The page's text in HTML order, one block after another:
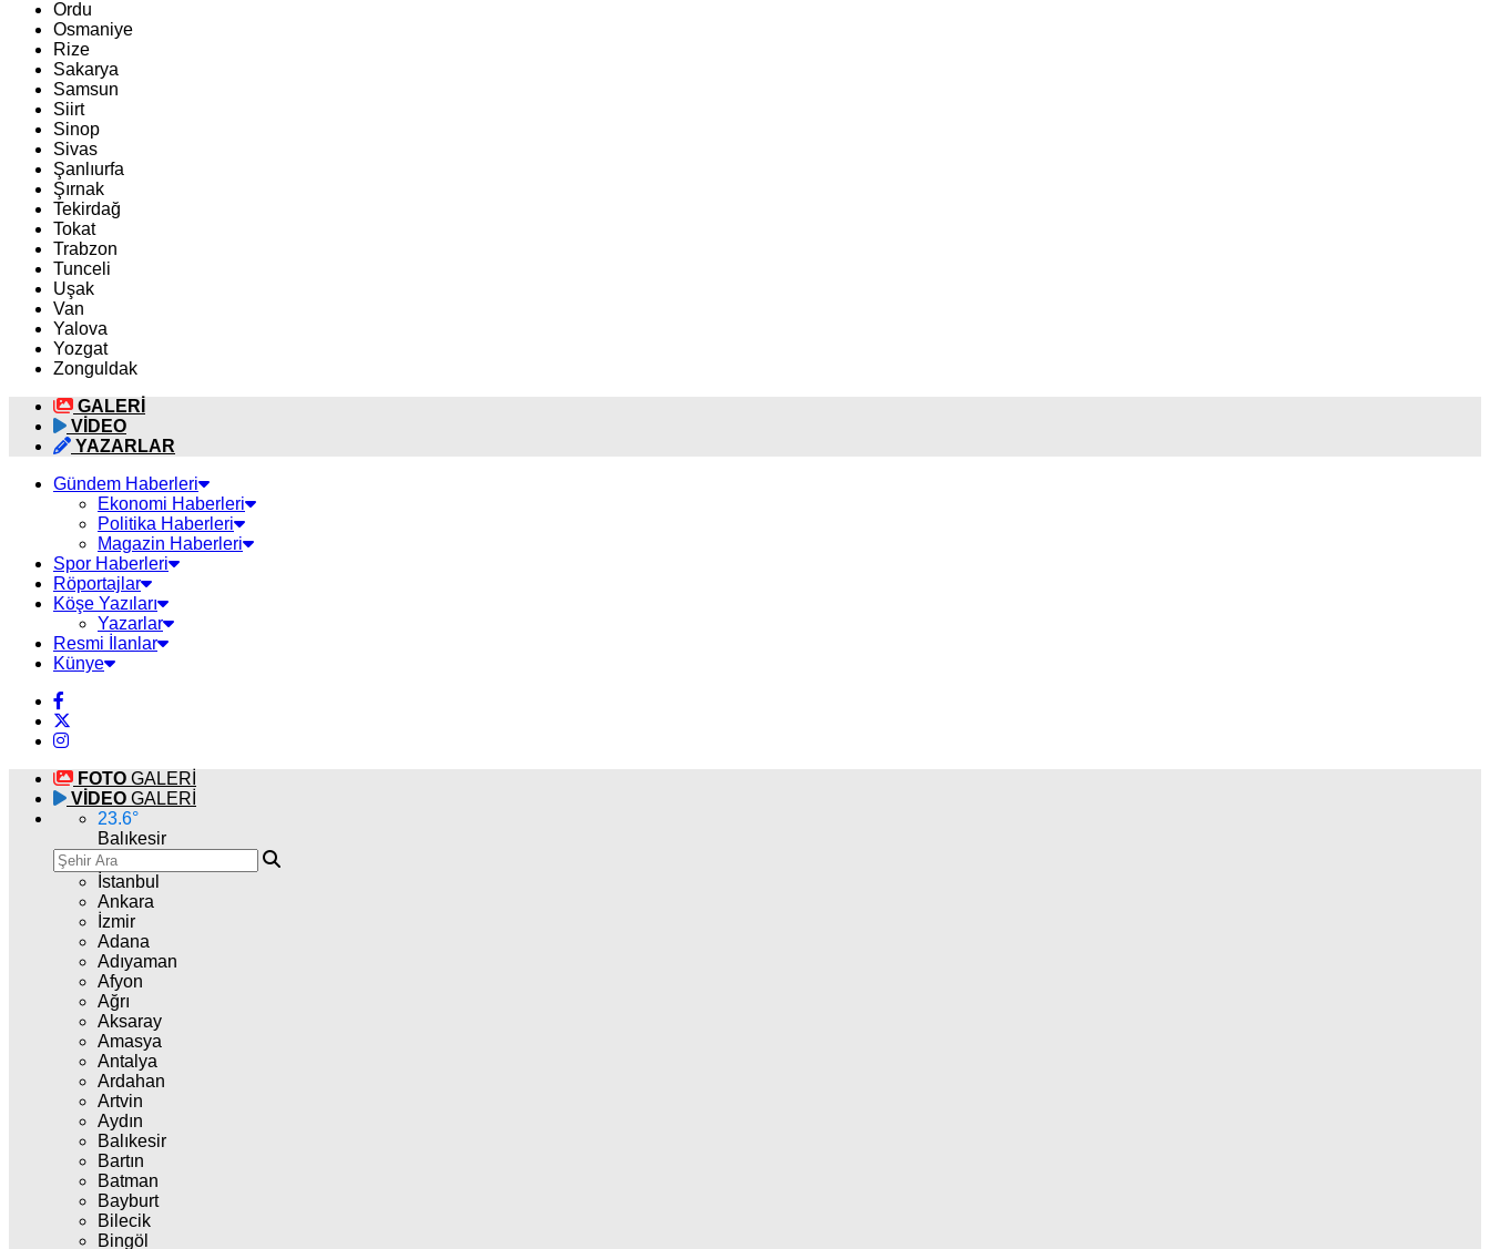
Ordu
Osmaniye
Rize
Sakarya
Samsun
Siirt
Sinop
Sivas
Şanlıurfa
Şırnak
Tekirdağ
Tokat
Trabzon
Tunceli
Uşak
Van
Yalova
Yozgat
Zonguldak
GALERİ
VİDEO
YAZARLAR
Gündem Haberleri
Ekonomi Haberleri
Politika Haberleri
Magazin Haberleri
Spor Haberleri
Röportajlar
Köşe Yazıları
Yazarlar
Resmi İlanlar
Künye
FOTO GALERİ
VİDEO GALERİ
23.6°
Balıkesir
İstanbul
Ankara
İzmir
Adana
Adıyaman
Afyon
Ağrı
Aksaray
Amasya
Antalya
Ardahan
Artvin
Aydın
Balıkesir
Bartın
Batman
Bayburt
Bilecik
Bingöl